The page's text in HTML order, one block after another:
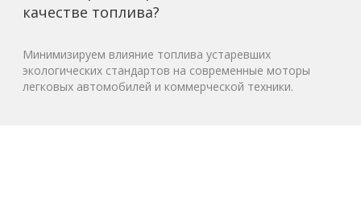
качестве топлива?
Минимизируем влияние топлива устаревших
экологических стандартов на современные моторы
легковых автомобилей и коммерческой техники.